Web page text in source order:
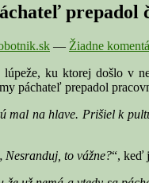
prepadol
— Žiadne
ku ktorej došlo v
páchateľ prepadol
mal na hlave. Prišiel k
Nesranduj, to vážne?“, keď